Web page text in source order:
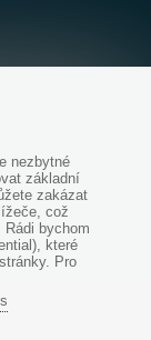
nezbytné
základní
zakázat
což
bychom
které
Pro